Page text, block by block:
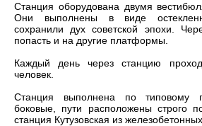
Станция оборудована двумя
Они выполнены в виде
сохранили дух советской эпохи.
попасть и на другие платформы.
Каждый день через станцию
человек.
Станция выполнена по типовому
боковые, пути расположены строго
станция Кутузовская из железобетонных